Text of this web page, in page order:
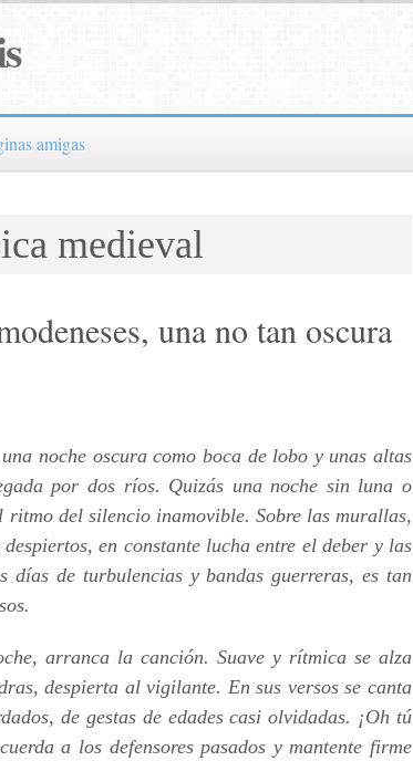
amigas
medieval
una no tan oscura
noche oscura como boca de lobo y unas altas
por dos ríos. Quizás una noche sin luna o
del silencio inamovible. Sobre las murallas,
en constante lucha entre el deber y las
días de turbulencias y bandas guerreras, es tan
arranca la canción. Suave y rítmica se alza
despierta al vigilante. En sus versos se canta
de gestas de edades casi olvidadas. ¡Oh tú
a los defensores pasados y mantente firme